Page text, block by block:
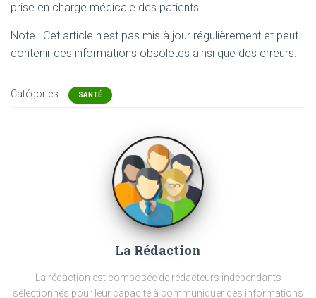
prise en charge médicale des patients.
Note : Cet article n'est pas mis à jour régulièrement et peut
contenir des informations obsolètes ainsi que des erreurs.
Catégories : SANTÉ
La Rédaction
La rédaction est composée de rédacteurs indépendants
sélectionnés pour leur capacité à communiquer des informations